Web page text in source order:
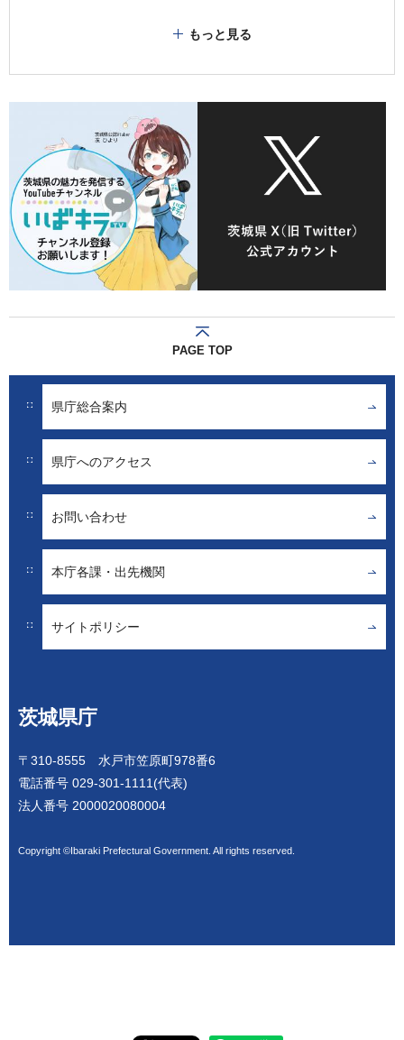
もっと見る
PAGE TOP
茨城県庁
〒310-8555 水戸市笠原町978番6
電話番号 029-301-1111(代表)
法人番号 2000020080004
Copyright ©Ibaraki Prefectural Government. All rights reserved.
県庁総合案内
県庁へのアクセス
お問い合わせ
本庁各課・出先機関
サイトポリシー